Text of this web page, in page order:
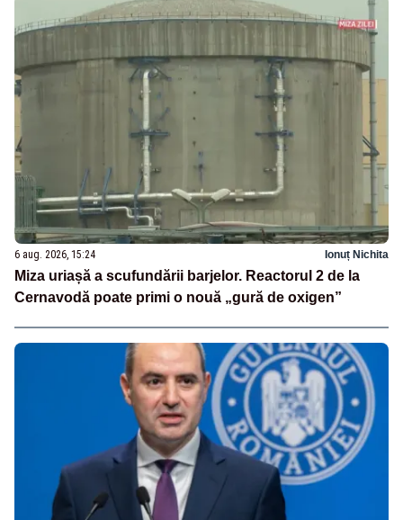
6 aug. 2026, 15:24 Ionuț Nichita
Miza uriașă a scufundării barjelor. Reactorul 2 de la
Cernavodă poate primi o nouă „gură de oxigen”